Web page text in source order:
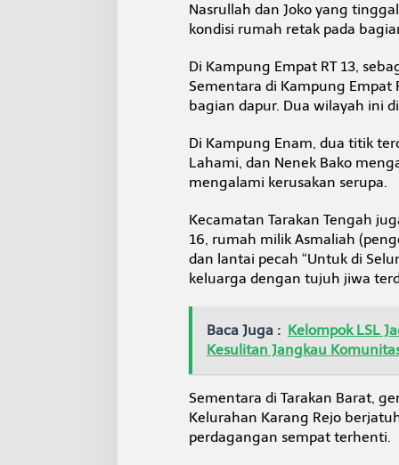
Nasrullah dan Joko yang
kondisi rumah retak pada
Di Kampung Empat RT 13,
Sementara di Kampung Empat
bagian dapur. Dua wilayah ini
Di Kampung Enam, dua titik
Lahami, dan Nenek Bako
mengalami kerusakan serupa.
Kecamatan Tarakan Tengah
16, rumah milik Asmaliah
dan lantai pecah “Untuk di
keluarga dengan tujuh jiwa
Baca Juga : Kelompok LSL
Kesulitan Jangkau
Sementara di Tarakan Barat,
Kelurahan Karang Rejo
perdagangan sempat terhenti.